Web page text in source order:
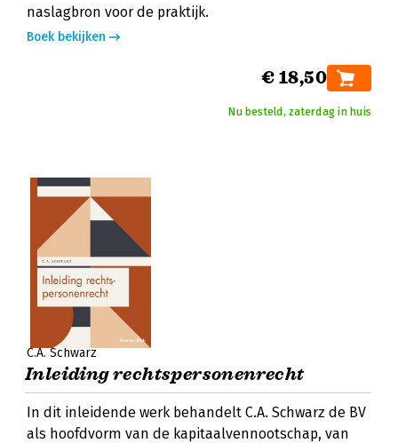
naslagbron voor de praktijk.
Boek bekijken
€ 18,50
Nu besteld, zaterdag in huis
C.A. Schwarz
Inleiding rechtspersonenrecht
In dit inleidende werk behandelt C.A. Schwarz de BV
als hoofdvorm van de kapitaalvennootschap, van